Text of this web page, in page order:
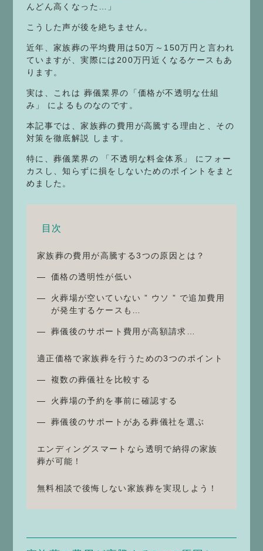
んどん高くなった…」
こうした声が後を絶ちません。
近年、家族葬の平均費用は50万～150万円と言われ
ていますが、実際には200万円近くなるケースもあ
ります。
実は、これは 葬儀業界の「価格が不透明な仕組
み」 によるものなのです。
本記事では、家族葬の費用が高騰する理由と、その
対策を徹底解説 します。
特に、葬儀業界の 「不透明な料金体系」 にフォー
カスし、知らずに損をしないためのポイントをまと
めました。
目次
家族葬の費用が高騰する3つの原因とは？
価格の透明性が低い
火葬場が空いていない ” ウソ ” で追加費用
が発生するケースも…
葬儀後のサポート費用が高額請求…
適正価格で家族葬を行うための3つのポイント
複数の葬儀社を比較する
火葬場の予約を事前に確認する
葬儀後のサポートがある葬儀社を選ぶ
エンディングスマートなら透明で納得の家族
葬が可能！
無料相談で後悔しない家族葬を実現しよう！